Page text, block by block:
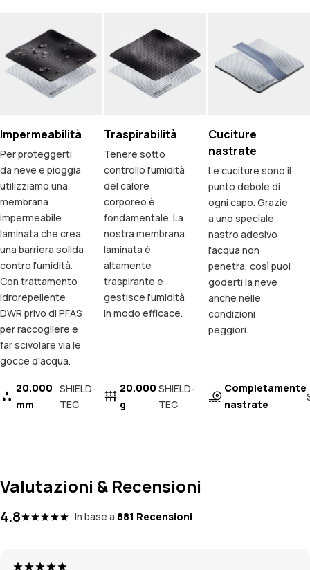
Impermeabilità
Per proteggerti
da neve e pioggia
utilizziamo una
membrana
impermeabile
laminata che crea
una barriera solida
contro l'umidità.
Con trattamento
idrorepellente
DWR privo di PFAS
per raccogliere e
far scivolare via le
gocce d'acqua.
20.000
mm
SHIELD-
TEC
Traspirabilità
Tenere sotto
controllo l'umidità
del calore
corporeo è
fondamentale. La
nostra membrana
laminata è
altamente
traspirante e
gestisce l'umidità
in modo efficace.
20.000
g
SHIELD-
TEC
Cuciture
nastrate
Le cuciture sono il
punto debole di
ogni capo. Grazie
a uno speciale
nastro adesivo
l'acqua non
penetra, così puoi
goderti la neve
anche nelle
condizioni
peggiori.
Completamente
nastrate
Valutazioni & Recensioni
4.8 In base a 881 Recensioni